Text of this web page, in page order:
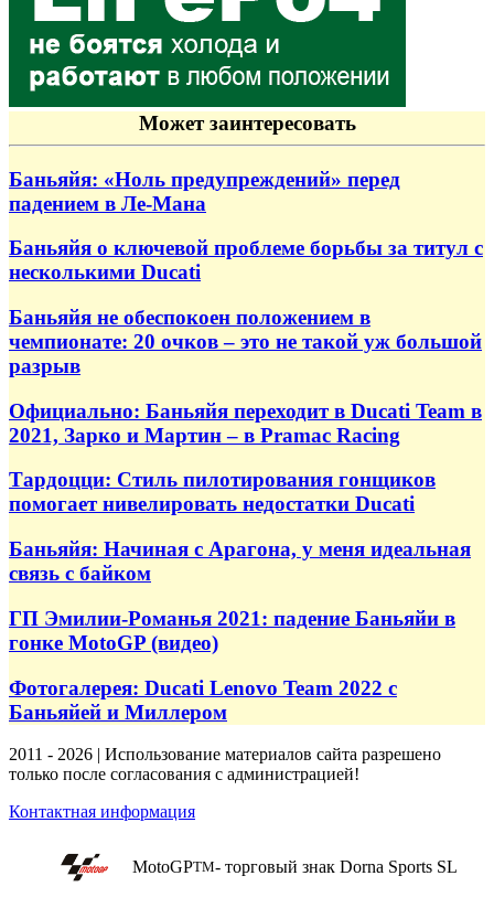
Может заинтересовать
Баньяйя: «Ноль предупреждений» перед
падением в Ле-Мана
Баньяйя о ключевой проблеме борьбы за титул с
несколькими Ducati
Баньяйя не обеспокоен положением в
чемпионате: 20 очков – это не такой уж большой
разрыв
Официально: Баньяйя переходит в Ducati Team в
2021, Зарко и Мартин – в Pramac Racing
Тардоцци: Стиль пилотирования гонщиков
помогает нивелировать недостатки Ducati
Баньяйя: Начиная с Арагона, у меня идеальная
связь с байком
ГП Эмилии-Романья 2021: падение Баньяйи в
гонке MotoGP (видео)
Фотогалерея: Ducati Lenovo Team 2022 с
Баньяйей и Миллером
2011 - 2026 | Использование материалов сайта разрешено
только после согласования с администрацией!
Контактная информация
MotoGPTM- торговый знак Dorna Sports SL